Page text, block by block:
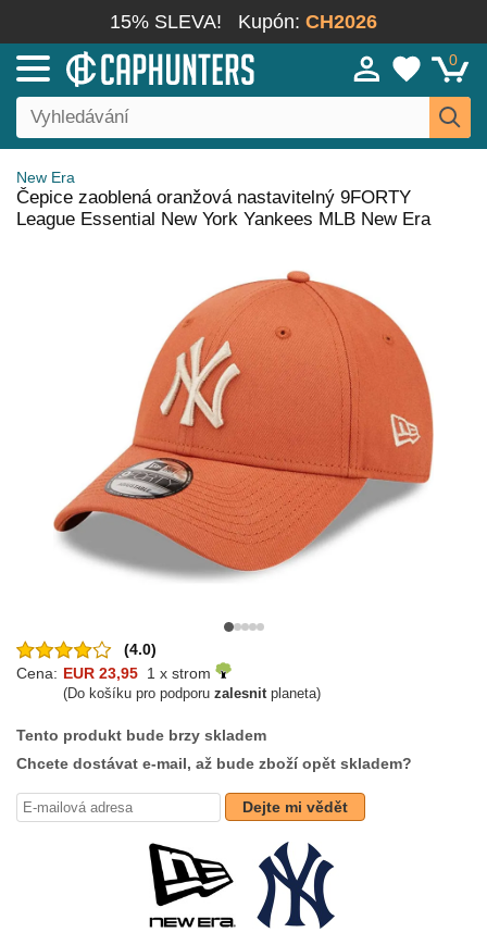
15% SLEVA! Kupón: CH2026
0
New Era
Čepice zaoblená oranžová nastavitelný 9FORTY
League Essential New York Yankees MLB New Era
(4.0)
Cena: EUR 23,95 1 x strom
(Do košíku pro podporu zalesnitplaneta)
Tento produkt bude brzy skladem
Chcete dostávat e-mail, až bude zboží opět skladem?
Dejte mi vědět